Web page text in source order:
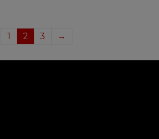
1 2 3 →